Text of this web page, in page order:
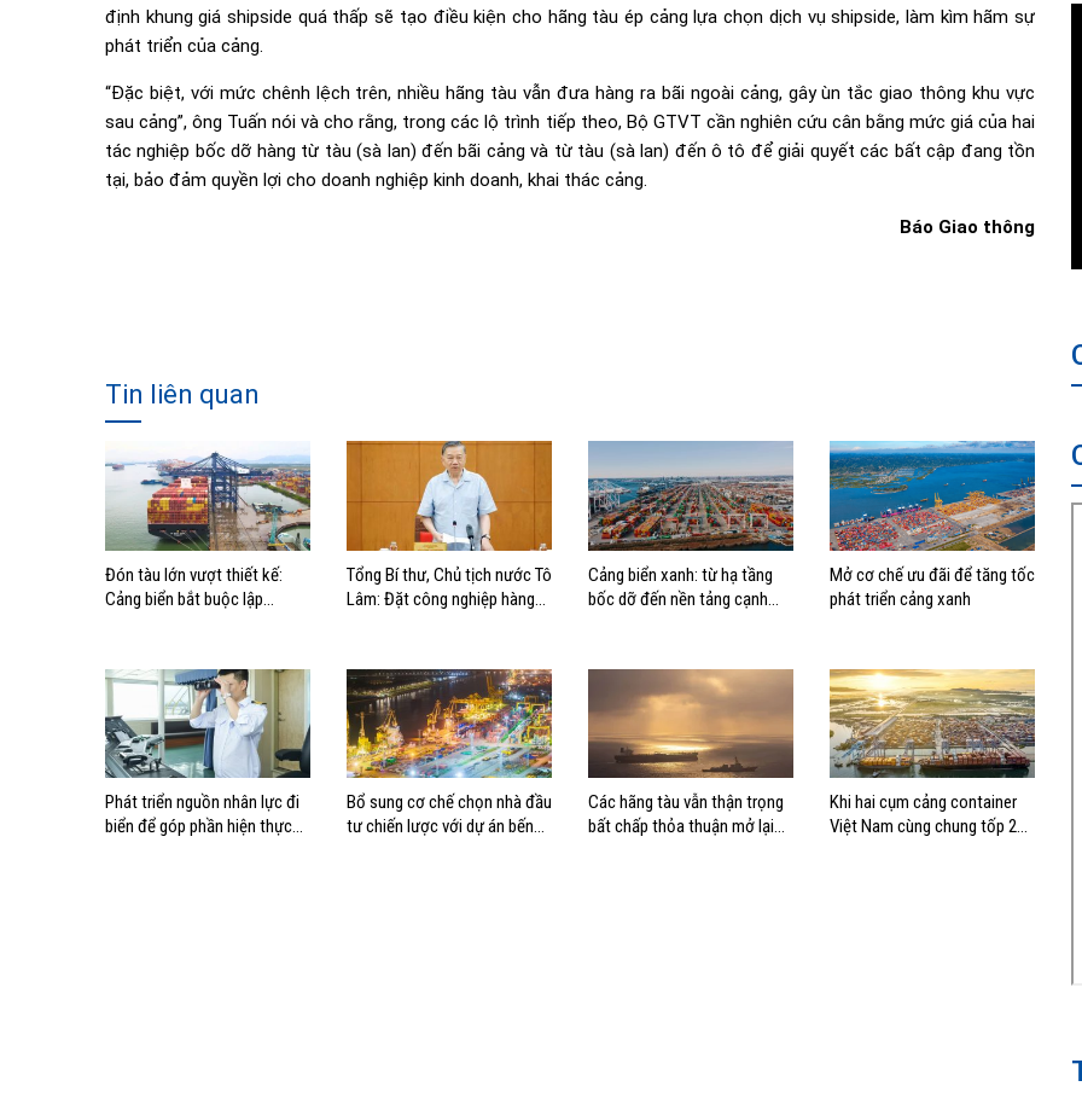
định khung giá shipside quá thấp sẽ tạo điều kiện cho hãng tàu ép cảng lựa chọn dịch vụ shipside, làm kìm hãm sự
phát triển của cảng.
“Đặc biệt, với mức chênh lệch trên, nhiều hãng tàu vẫn đưa hàng ra bãi ngoài cảng, gây ùn tắc giao thông khu vực
sau cảng”, ông Tuấn nói và cho rằng, trong các lộ trình tiếp theo, Bộ GTVT cần nghiên cứu cân bằng mức giá của hai
tác nghiệp bốc dỡ hàng từ tàu (sà lan) đến bãi cảng và từ tàu (sà lan) đến ô tô để giải quyết các bất cập đang tồn
tại, bảo đảm quyền lợi cho doanh nghiệp kinh doanh, khai thác cảng.
Báo Giao thông
Tin liên quan
Đón tàu lớn vượt thiết kế:
Cảng biển bắt buộc lập
Tổng Bí thư, Chủ tịch nước Tô
Lâm: Đặt công nghiệp hàng
thành quốc gia biển mạnh
Cảng biển xanh: từ hạ tầng
bốc dỡ đến nền tảng cạnh
Mở cơ chế ưu đãi để tăng tốc
phát triển cảng xanh
Phát triển nguồn nhân lực đi
biển để góp phần hiện thực
Bổ sung cơ chế chọn nhà đầu
tư chiến lược với dự án bến
Các hãng tàu vẫn thận trọng
bất chấp thỏa thuận mở lại
Khi hai cụm cảng container
Việt Nam cùng chung tốp 20